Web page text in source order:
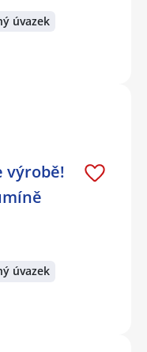
úvazek
výrobě!
úvazek